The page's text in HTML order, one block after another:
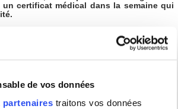
de vos données
partenaires traitons vos données
un certificat médical dans la semaine qui
complémentaires